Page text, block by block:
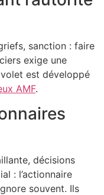
sanction : faire
exige une
est développé
AMF.
décisions
: l’actionnaire
souvent. Ils